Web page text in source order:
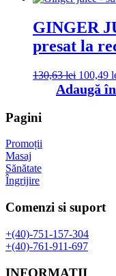
fost:
GINGER
presat la
130,63lei Prețul
inițial
a
100,49
Adaugă
Pagini
Promoții
Masaj
Sănătate
Îngrijire
Comenzi si suport
+(40)-751-157-304
+(40)-761-911-697
INFORMATII